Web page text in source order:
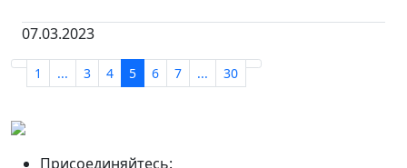
07.03.2023
1 ... 3 4 5 6 7 ... 30
Присоединяйтесь: